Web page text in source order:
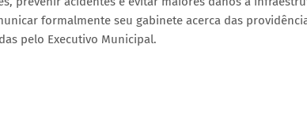
formalmente seu gabinete acerca das
pelo Executivo Municipal.